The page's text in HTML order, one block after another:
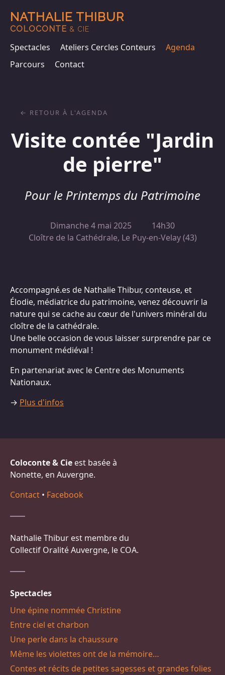
NATHALIE THIBUR
COLOCONTE & CIE
Spectacles Ateliers Cercles Conteurs
Agenda
Parcours
Contact
Visite contée "Jardin
de pierre"
Pour le Printemps du Patrimoine
Dimanche 4 mai 2025
14h30
Cloître de la Cathédrale, Le Puy-en-Velay (43)
RETOUR À L'AGENDA
Accompagné.es de Nathalie Thibur, conteuse, et
Élodie, médiatrice du patrimoine, venez découvrir la
nature qui se cache au cœur de l'univers minéral du
cloître de la cathédrale.
Une belle occasion de vous laisser surprendre par ce
monument médiéval !
En partenariat avec le Centre des Monuments
Nationaux.
→ Plus d'infos
Coloconte & Cie est basée à
Nonette, en Auvergne.
Contact • Facebook
Nathalie Thibur est membre du
Collectif Oralité Auvergne, le COA.
Spectacles
Une épine nommée Christine
Entre ciel et charbon
Une perle dans la chaussure
Même les violettes ont de la mémoire…
Contes et récits de petites sagesses et grandes folies